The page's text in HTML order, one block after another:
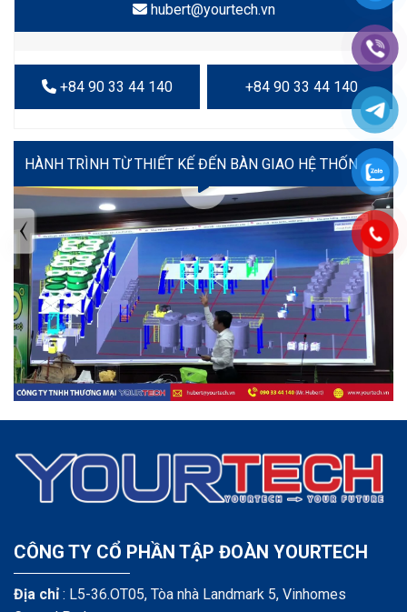
hubert@yourtech.vn
+84 90 33 44 140 +84 90 33 44 140
VIDEO
TIN TỨC MỚI NHẤT
Tuyển dụng: Nhân viên KẾ TOÁN
CÔNG TY CỔ PHẦN TẬP ĐOÀN YOURTECH
Địa chỉ: L5-36.OT05, Tòa nhà Landmark 5, Vinhomes